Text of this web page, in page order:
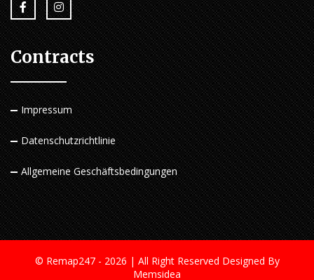
Contracts
Impressum
Datenschutzrichtlinie
Allgemeine Geschäftsbedingungen
© Remap247 - 2026 | All Right Reserved Designed By
Memsidea